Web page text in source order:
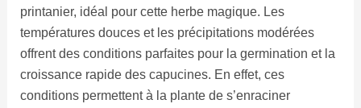
printanier, idéal pour cette herbe magique. Les
températures douces et les précipitations modérées
offrent des conditions parfaites pour la germination et la
croissance rapide des capucines. En effet, ces
conditions permettent à la plante de s’enraciner